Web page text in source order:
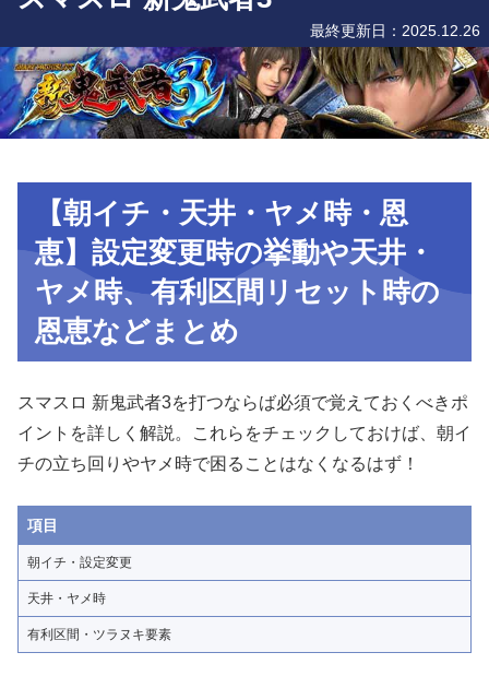
最終更新日： 2025.12.26
【朝イチ・天井・ヤメ時・恩
恵】設定変更時の挙動や天井・
ヤメ時、有利区間リセット時の
恩恵などまとめ
スマスロ 新鬼武者3を打つならば必須で覚えておくべきポ
イントを詳しく解説。これらをチェックしておけば、朝イ
チの立ち回りやヤメ時で困ることはなくなるはず！
項目
朝イチ・設定変更
天井・ヤメ時
有利区間・ツラヌキ要素